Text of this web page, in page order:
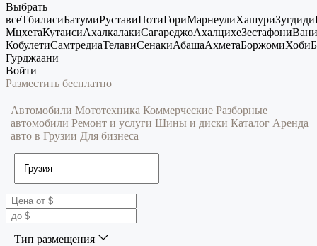
Выбрать
всеТбилисиБатумиРуставиПотиГориМарнеулиХашуриЗугдиди
МцхетаКутаисиАхалкалакиСагареджоАхалцихеЗестафониВани
КобулетиСамтредиаТелавиСенакиАбашаАхметаБоржомиХоби
Гурджаани
Войти
Разместить бесплатно
Автомобили Мототехника Коммерческие Разборные
автомобили Ремонт и услуги Шины и диски Каталог Аренда
авто в Грузии Для бизнеса
Тип размещения